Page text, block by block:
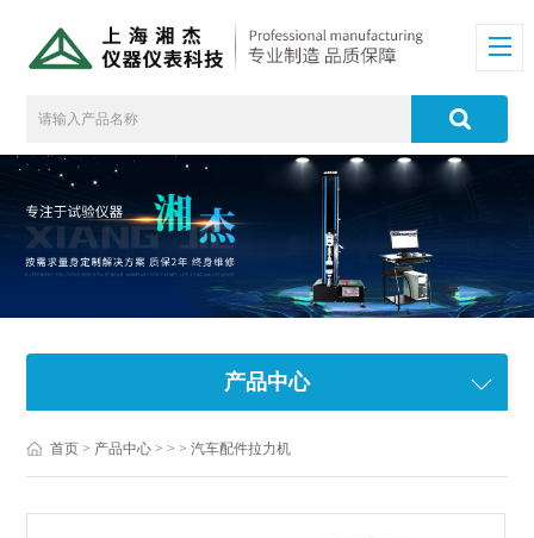
产品中心
首页 > 产品中心 > > > 汽车配件拉力机